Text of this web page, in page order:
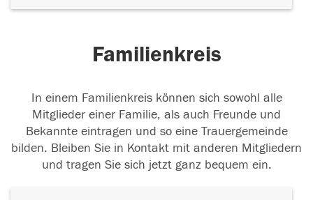
Familienkreis
In einem Familienkreis können sich sowohl alle
Mitglieder einer Familie, als auch Freunde und
Bekannte eintragen und so eine Trauergemeinde
bilden. Bleiben Sie in Kontakt mit anderen Mitgliedern
und tragen Sie sich jetzt ganz bequem ein.